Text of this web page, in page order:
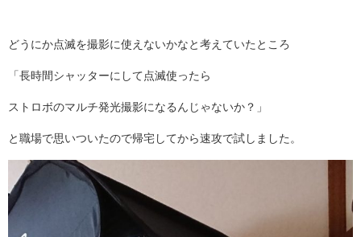
どうにか点滅を撮影に使えないかなと考えていたところ
「長時間シャッターにして点滅使ったら
ストロボのマルチ発光撮影になるんじゃないか？ 」
と職場で思いついたので帰宅してから速攻で試しました。